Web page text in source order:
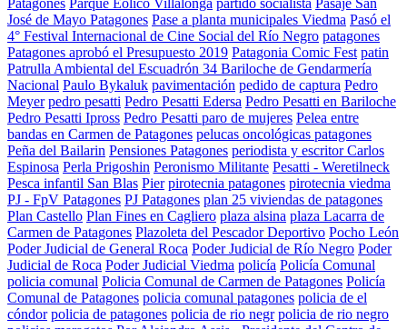
Patagones Parque Eolico Villalonga partido socialista Pasaje San
José de Mayo Patagones Pase a planta municipales Viedma Pasó el
4° Festival Internacional de Cine Social del Río Negro patagones
Patagones aprobó el Presupuesto 2019 Patagonia Comic Fest patin
Patrulla Ambiental del Escuadrón 34 Bariloche de Gendarmería
Nacional Paulo Bykaluk pavimentación pedido de captura Pedro
Meyer pedro pesatti Pedro Pesatti Edersa Pedro Pesatti en Bariloche
Pedro Pesatti Ipross Pedro Pesatti paro de mujeres Pelea entre
bandas en Carmen de Patagones pelucas oncológicas patagones
Peña del Bailarin Pensiones Patagones periodista y escritor Carlos
Espinosa Perla Prigoshin Peronismo Militante Pesatti - Weretilneck
Pesca infantil San Blas Pier pirotecnia patagones pirotecnia viedma
PJ - FpV Patagones PJ Patagones plan 25 viviendas de patagones
Plan Castello Plan Fines en Cagliero plaza alsina plaza Lacarra de
Carmen de Patagones Plazoleta del Pescador Deportivo Pocho León
Poder Judicial de General Roca Poder Judicial de Río Negro Poder
Judicial de Roca Poder Judicial Viedma policía Policía Comunal
policia comunal Policia Comunal de Carmen de Patagones Policía
Comunal de Patagones policia comunal patagones policia de el
cóndor policia de patagones policia de rio negr policia de rio negro